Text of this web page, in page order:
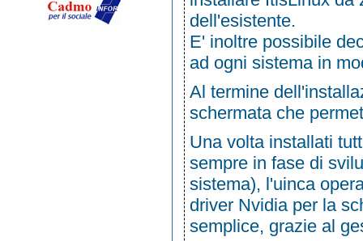
dell'esistente.
E' inoltre possibile
ad ogni sistema in
Al termine
schermata che
Una volta installati
sempre in fase di
sistema), l'uinca
driver Nvidia per la
semplice, grazie al